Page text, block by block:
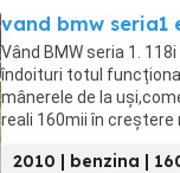
vand bmw seria1
Vând BMW seria 1.
îndoituri totul
mânerele de la
reali 160mii în
2010 | benzina |